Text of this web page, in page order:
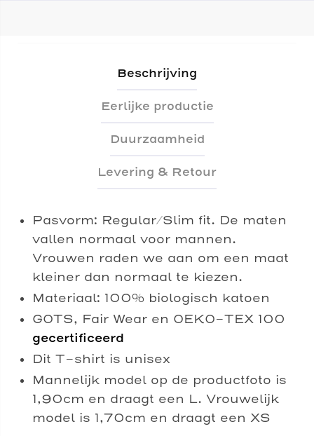
Beschrijving
Eerlijke productie
Duurzaamheid
Levering & Retour
Pasvorm: Regular/Slim fit. De maten
vallen normaal voor mannen.
Vrouwen raden we aan om een maat
kleiner dan normaal te kiezen.
Materiaal: 100% biologisch katoen
GOTS, Fair Wear en OEKO-TEX 100
gecertificeerd
Dit T-shirt is unisex
Mannelijk model op de productfoto is
1,90cm en draagt een L. Vrouwelijk
model is 1,70cm en draagt een XS